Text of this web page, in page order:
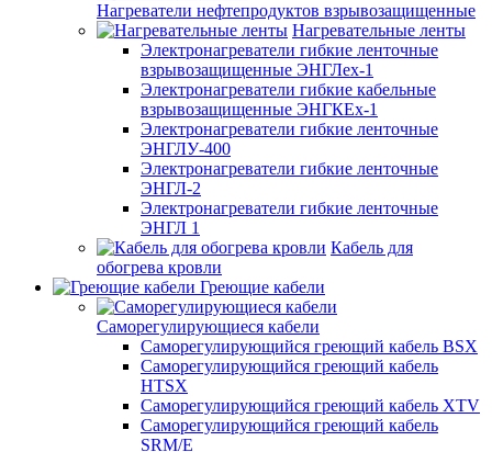
Нагреватели нефтепродуктов взрывозащищенные
Нагревательные ленты
Электронагреватели гибкие ленточные
взрывозащищенные ЭНГЛех-1
Электронагреватели гибкие кабельные
взрывозащищенные ЭНГКЕх-1
Электронагреватели гибкие ленточные
ЭНГЛУ-400
Электронагреватели гибкие ленточные
ЭНГЛ-2
Электронагреватели гибкие ленточные
ЭНГЛ 1
Кабель для
обогрева кровли
Греющие кабели
Саморегулирующиеся кабели
Саморегулирующийся греющий кабель BSX
Саморегулирующийся греющий кабель
HTSX
Саморегулирующийся греющий кабель XTV
Саморегулирующийся греющий кабель
SRM/E